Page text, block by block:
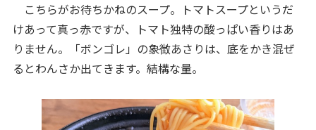
こちらがお待ちかねのスープ。トマトスープというだ
けあって真っ赤ですが、トマト独特の酸っぱい香りはあ
りません。「ボンゴレ」の象徴あさりは、底をかき混ぜ
るとわんさか出てきます。結構な量。